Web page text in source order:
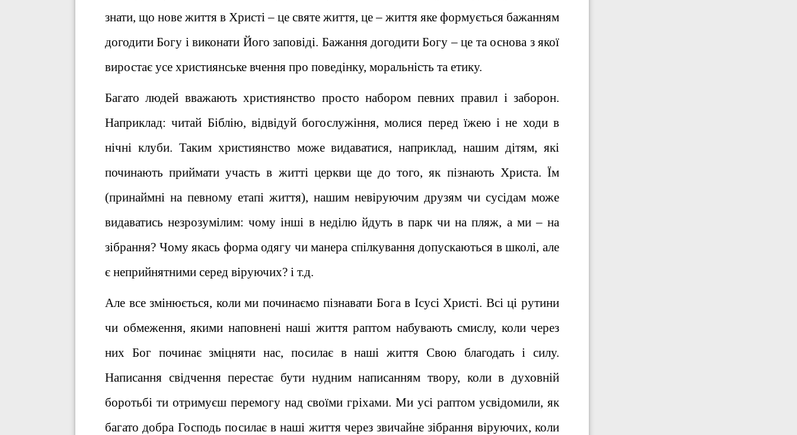
знати, що нове життя в Христі – це святе життя, це – життя яке формується бажанням
догодити Богу і виконати Його заповіді. Бажання догодити Богу – це та основа з якої
виростає усе християнське вчення про поведінку, моральність та етику.
Багато людей вважають християнство просто набором певних правил і заборон.
Наприклад: читай Біблію, відвідуй богослужіння, молися перед їжею і не ходи в
нічні клуби. Таким християнство може видаватися, наприклад, нашим дітям, які
починають приймати участь в житті церкви ще до того, як пізнають Христа. Їм
(принаймні на певному етапі життя), нашим невіруючим друзям чи сусідам може
видаватись незрозумілим: чому інші в неділю йдуть в парк чи на пляж, а ми – на
зібрання? Чому якась форма одягу чи манера спілкування допускаються в школі, але
є неприйнятними серед віруючих? і т.д.
Але все змінюється, коли ми починаємо пізнавати Бога в Ісусі Христі. Всі ці рутини
чи обмеження, якими наповнені наші життя раптом набувають смислу, коли через
них Бог починає зміцняти нас, посилає в наші життя Свою благодать і силу.
Написання свідчення перестає бути нудним написанням твору, коли в духовній
боротьбі ти отримуєш перемогу над своїми гріхами. Ми усі раптом усвідомили, як
багато добра Господь посилає в наші життя через звичайне зібрання віруючих, коли